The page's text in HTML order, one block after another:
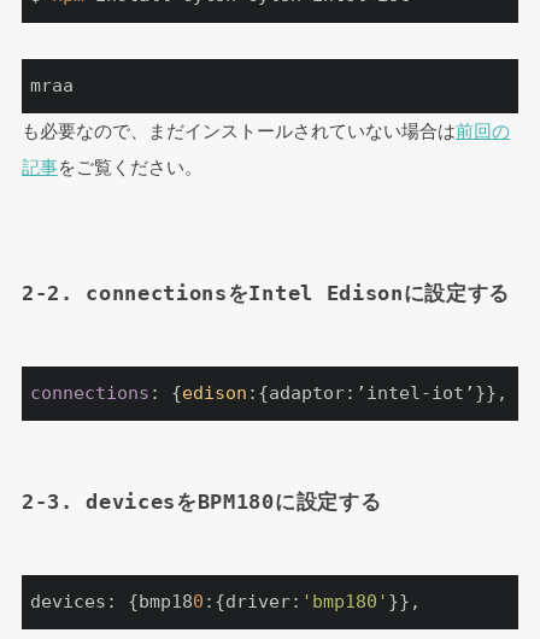
mraa
も必要なので、まだインストールされていない場合は前回の
記事をご覧ください。
2-2. connectionsをIntel Edisonに設定する
connections : {edison :{adaptor:’intel-iot’}},
2-3. devicesをBPM180に設定する
devices: {bmp180 :{driver: 'bmp180' }},